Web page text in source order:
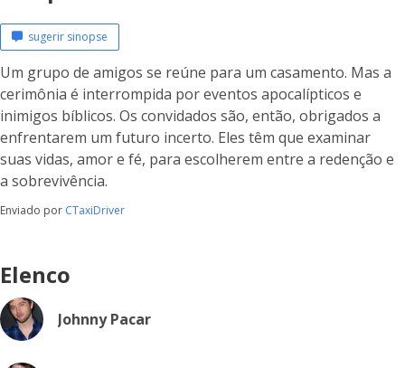
sugerir sinopse
Um grupo de amigos se reúne para um casamento. Mas a
cerimônia é interrompida por eventos apocalípticos e
inimigos bíblicos. Os convidados são, então, obrigados a
enfrentarem um futuro incerto. Eles têm que examinar
suas vidas, amor e fé, para escolherem entre a redenção e
a sobrevivência.
Enviado por CTaxiDriver
Elenco
Johnny Pacar